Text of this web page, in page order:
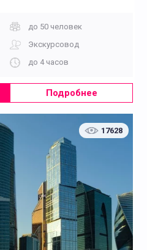
до 50 человек
Экскурсовод
до 4 часов
Подробнее
17628